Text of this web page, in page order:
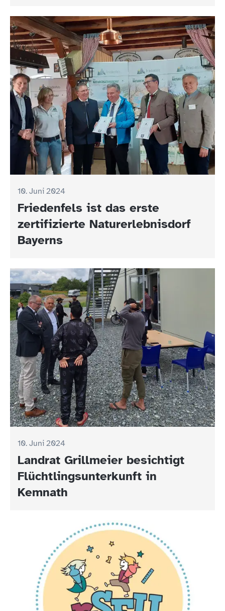
10. Juni 2024
Friedenfels ist das erste
zertifizierte Naturerlebnisdorf
Bayerns
10. Juni 2024
Landrat Grillmeier besichtigt
Flüchtlingsunterkunft in
Kemnath